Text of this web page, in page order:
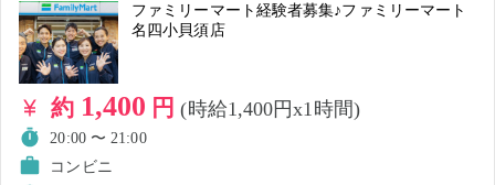
ファミリーマート経験者募集♪ファミリーマート
名四小貝須店
約 1,400 円(時給1,400円x1時間)
20:00 〜 21:00
コンビニ